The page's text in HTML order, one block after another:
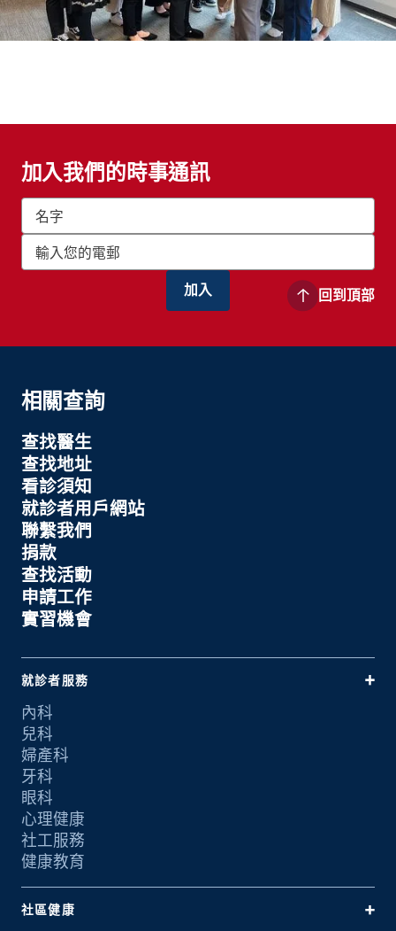
加入我們的時事通訊
回到頂部
相關查詢
查找醫生
查找地址
看診須知
就診者用戶網站
聯繫我們
捐款
查找活動
申請工作
實習機會
就診者服務
內科
兒科
婦產科
牙科
眼科
心理健康
社工服務
健康教育
社區健康